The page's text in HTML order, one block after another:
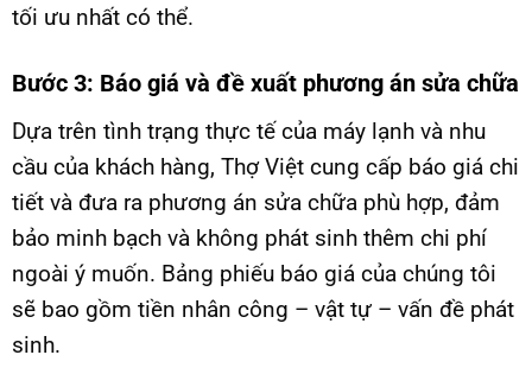
tối ưu nhất có thể.
Bước 3: Báo giá và đề xuất phương án sửa chữa
Dựa trên tình trạng thực tế của máy lạnh và nhu
cầu của khách hàng, Thợ Việt cung cấp báo giá chi
tiết và đưa ra phương án sửa chữa phù hợp, đảm
bảo minh bạch và không phát sinh thêm chi phí
ngoài ý muốn. Bảng phiếu báo giá của chúng tôi
sẽ bao gồm tiền nhân công – vật tự – vấn đề phát
sinh.